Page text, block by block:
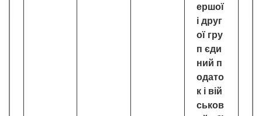
ершої
і друг
ої гру
п єди
ний п
одато
к і вій
ськов